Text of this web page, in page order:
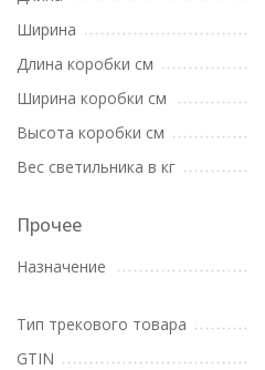
Ширина
Длина коробки см
Ширина коробки см
Высота коробки см
Вес светильника в кг
Прочее
Назначение
Тип трекового товара
GTIN